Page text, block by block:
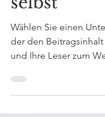
8. Nov. 2022
Finde
selbst
Wählen Sie einen
der den Beitragsinhalt